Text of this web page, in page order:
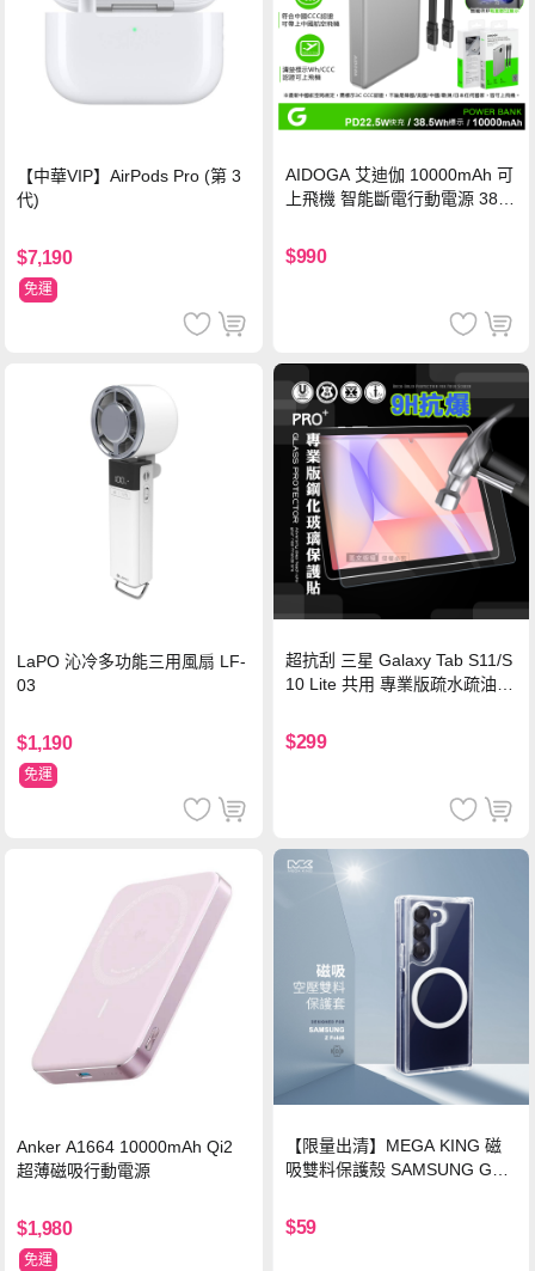
【中華VIP】AirPods Pro (第 3
代)
$7,190
免運
AIDOGA 艾迪伽 10000mAh 可
上飛機 智能斷電行動電源 38.5
灣BSMI/中國CCC/歐美CE/FCC
認證
$990
LaPO 沁冷多功能三用風扇 LF-
03
$1,190
免運
超抗刮 三星 Galaxy Tab S11/S
10 Lite 共用 專業版疏水疏油9
$299
Anker A1664 10000mAh Qi2
超薄磁吸行動電源
$1,980
免運
【限量出清】MEGA KING 磁
吸雙料保護殼 SAMSUNG Gala
$59